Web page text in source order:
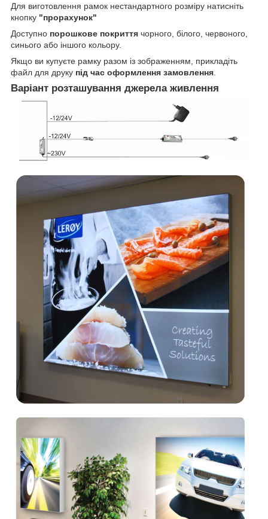
Для виготовлення рамок нестандартного розміру натисніть
кнопку "прорахунок"
Доступно порошкове покриття чорного, білого, червоного,
синього або іншого кольору.
Якщо ви купуєте рамку разом із зображенням, прикладіть
файл для друку під час оформлення замовлення
Варіант розташування джерела живлення